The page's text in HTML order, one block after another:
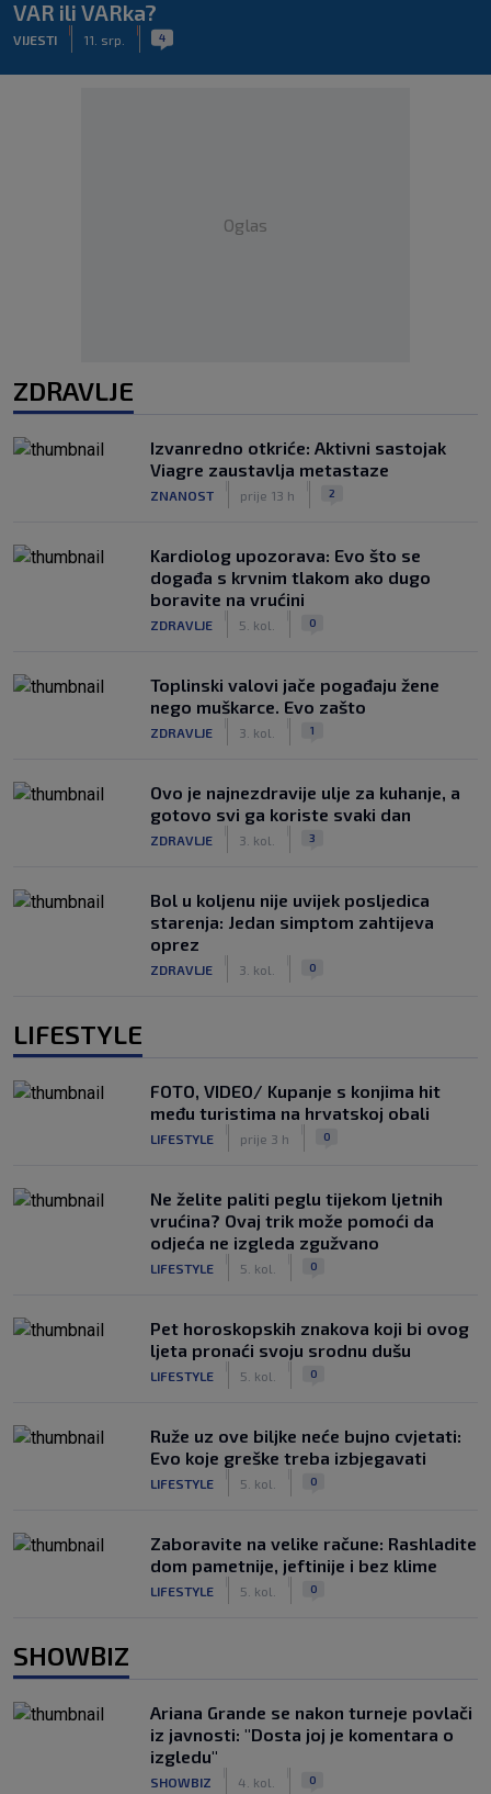
VAR ili VARka?
VIJESTI 11. srp. 4
Oglas
ZDRAVLJE
Izvanredno otkriće: Aktivni sastojak
Viagre zaustavlja metastaze
ZNANOST prije 13 h 2
Kardiolog upozorava: Evo što se
događa s krvnim tlakom ako dugo
boravite na vrućini
ZDRAVLJE 5. kol. 0
Toplinski valovi jače pogađaju žene
nego muškarce. Evo zašto
ZDRAVLJE 3. kol. 1
Ovo je najnezdravije ulje za kuhanje, a
gotovo svi ga koriste svaki dan
ZDRAVLJE 3. kol. 3
Bol u koljenu nije uvijek posljedica
starenja: Jedan simptom zahtijeva
oprez
ZDRAVLJE 3. kol. 0
LIFESTYLE
FOTO, VIDEO/ Kupanje s konjima hit
među turistima na hrvatskoj obali
LIFESTYLE prije 3 h 0
Ne želite paliti peglu tijekom ljetnih
vrućina? Ovaj trik može pomoći da
odjeća ne izgleda zgužvano
LIFESTYLE 5. kol. 0
Pet horoskopskih znakova koji bi ovog
ljeta pronaći svoju srodnu dušu
LIFESTYLE 5. kol. 0
Ruže uz ove biljke neće bujno cvjetati:
Evo koje greške treba izbjegavati
LIFESTYLE 5. kol. 0
Zaboravite na velike račune: Rashladite
dom pametnije, jeftinije i bez klime
LIFESTYLE 5. kol. 0
SHOWBIZ
Ariana Grande se nakon turneje povlači
iz javnosti: "Dosta joj je komentara o
izgledu"
SHOWBIZ 4. kol. 0